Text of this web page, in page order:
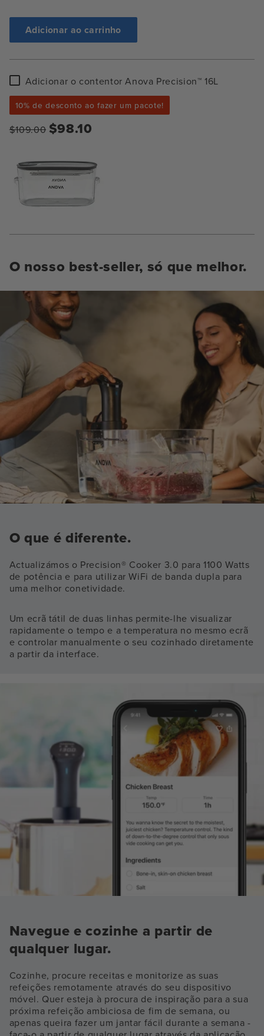
Adicionar ao carrinho
Adicionar
contentor
Anova
Precision™
16L
Adicionar o contentor Anova Precision™ 16L
10% de desconto ao fazer um pacote!
$109.00 $98.10
O nosso best-seller, só que melhor.
O que é diferente.
Actualizámos o Precision® Cooker 3.0 para 1100 Watts
de potência e para utilizar WiFi de banda dupla para
uma melhor conetividade.
Um ecrã tátil de duas linhas permite-lhe visualizar
rapidamente o tempo e a temperatura no mesmo ecrã
e controlar manualmente o seu cozinhado diretamente
a partir da interface.
Navegue e cozinhe a partir de
qualquer lugar.
Cozinhe, procure receitas e monitorize as suas
refeições remotamente através do seu dispositivo
móvel. Quer esteja à procura de inspiração para a sua
próxima refeição ambiciosa de fim de semana, ou
apenas queira fazer um jantar fácil durante a semana -